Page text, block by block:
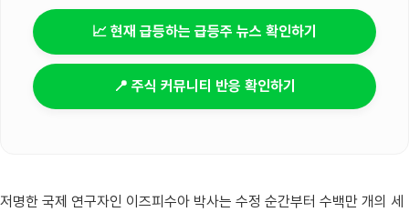
📈 현재 급등하는 급등주 뉴스 확인하기
📍 주식 커뮤니티 반응 확인하기
저명한 국제 연구자인 이즈피수아 박사는 수정 순간부터 수백만 개의 세